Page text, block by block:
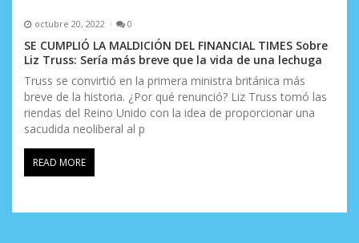
octubre 20, 2022 0
SE CUMPLIÓ LA MALDICIÓN DEL FINANCIAL TIMES Sobre
Liz Truss: Sería más breve que la vida de una lechuga
Truss se convirtió en la primera ministra británica más
breve de la historia. ¿Por qué renunció? Liz Truss tomó las
riendas del Reino Unido con la idea de proporcionar una
sacudida neoliberal al p
READ MORE